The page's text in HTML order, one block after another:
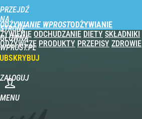
PRZEJDŹ
NA
STRONĘ
GŁÓWNĄ
WPROST.PL
ODŻYWIANIE WPROST
ŻYWIENIE ODCHUDZANIE DIETY SKŁADNIKI
ODŻYWCZE PRODUKTY PRZEPISY ZDROWIE
ZALOGUJ
MENU